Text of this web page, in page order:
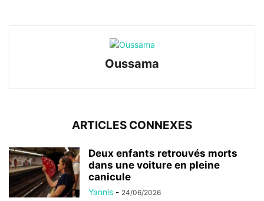
Oussama
ARTICLES CONNEXES
Deux enfants retrouvés morts
dans une voiture en pleine
canicule
Yannis - 24/06/2026